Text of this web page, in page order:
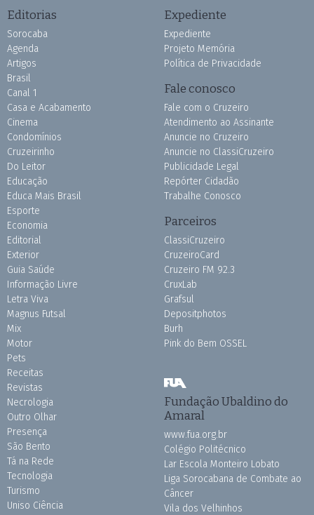
Editorias
Sorocaba
Agenda
Artigos
Brasil
Canal 1
Casa e Acabamento
Cinema
Condomínios
Cruzeirinho
Do Leitor
Educação
Educa Mais Brasil
Esporte
Economia
Editorial
Exterior
Guia Saúde
Informação Livre
Letra Viva
Magnus Futsal
Mix
Motor
Pets
Receitas
Revistas
Necrologia
Outro Olhar
Presença
São Bento
Tá na Rede
Tecnologia
Turismo
Uniso Ciência
Expediente
Expediente
Projeto Memória
Política de Privacidade
Fale conosco
Fale com o Cruzeiro
Atendimento ao Assinante
Anuncie no Cruzeiro
Anuncie no ClassiCruzeiro
Publicidade Legal
Repórter Cidadão
Trabalhe Conosco
Parceiros
ClassiCruzeiro
CruzeiroCard
Cruzeiro FM 92.3
CruxLab
Grafsul
Depositphotos
Burh
Pink do Bem OSSEL
Fundação Ubaldino do
Amaral
www.fua.org.br
Colégio Politécnico
Lar Escola Monteiro Lobato
Liga Sorocabana de Combate ao
Câncer
Vila dos Velhinhos